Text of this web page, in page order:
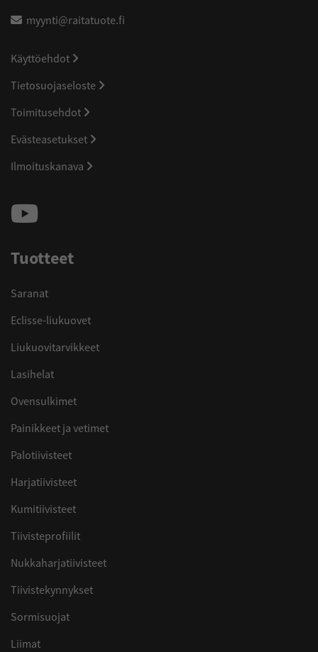
myynti@raitatuote.fi
Käyttöehdot
Tietosuojaseloste
Toimitusehdot
Evästeasetukset
Ilmoituskanava
Tuotteet
Saranat
Eclisse-liukuovet
Liukuovitarvikkeet
Lasihelat
Ovensulkimet
Painikkeet ja vetimet
Palotiivisteet
Harjatiivisteet
Kumitiivisteet
Tiivisteprofiilit
Nukkaharjatiivisteet
Tiivistekynnykset
Sormisuojat
Liimat